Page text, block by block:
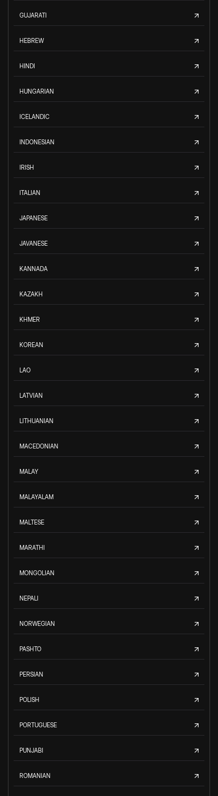
GUJARATI
HEBREW
HINDI
HUNGARIAN
ICELANDIC
INDONESIAN
IRISH
ITALIAN
JAPANESE
JAVANESE
KANNADA
KAZAKH
KHMER
KOREAN
LAO
LATVIAN
LITHUANIAN
MACEDONIAN
MALAY
MALAYALAM
MALTESE
MARATHI
MONGOLIAN
NEPALI
NORWEGIAN
PASHTO
PERSIAN
POLISH
PORTUGUESE
PUNJABI
ROMANIAN